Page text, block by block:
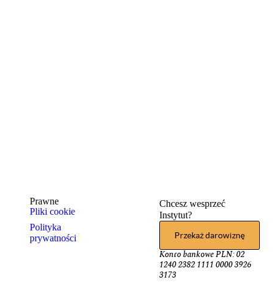
Prawne
Pliki cookie
Polityka
prywatności
Chcesz wesprzeć
Instytut?
Przekaż darowiznę
Konto bankowe PLN: 02
1240 2382 1111 0000 3926
3173